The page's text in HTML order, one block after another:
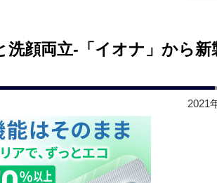
洗顔両立‐「イオナ」から新
2021